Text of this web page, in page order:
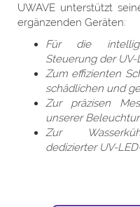
UWAVE unterstützt
ergänzenden Geräten:
Für die
Steuerung der
Zum effizienten
schädlichen und
Zur präzisen
unserer
Zur
dedizierter UV-